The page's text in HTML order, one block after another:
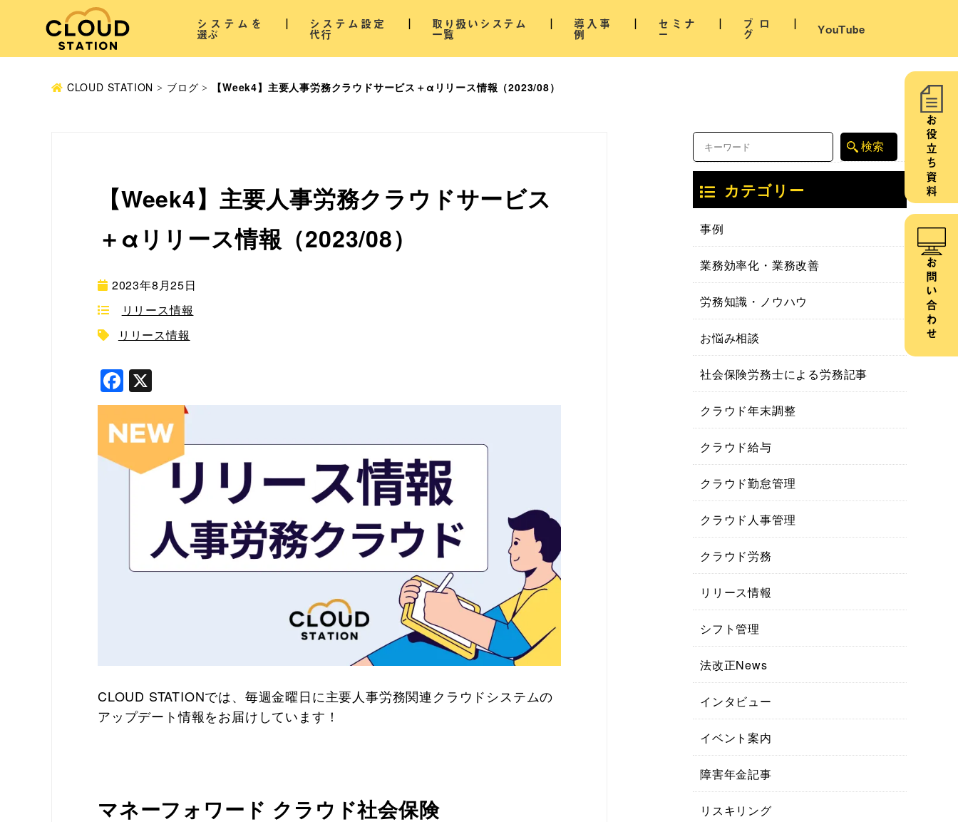
システムを
選ぶ
システム設定
代行
取り扱いシステム
一覧
導入事
例
セミナ
ー
ブロ
グ YouTube
お役立ち資料
お問い合わせ
CLOUD STATION ブログ 【Week4】主要人事労務クラウドサービス＋αリリース情報（2023/08）
【Week4】主要人事労務クラウドサービス
＋αリリース情報（2023/08）
2023年8月25日
リリース情報
リリース情報
F
a
c
e
b
CLOUD STATIONでは、毎週金曜日に主要人事労務関連クラウドシステムの
アップデート情報をお届けしています！
マネーフォワード クラウド社会保険
カテゴリー
事例
業務効率化・業務改善
労務知識・ノウハウ
お悩み相談
社会保険労務士による労務記事
クラウド年末調整
クラウド給与
クラウド勤怠管理
クラウド人事管理
クラウド労務
リリース情報
シフト管理
法改正News
インタビュー
イベント案内
障害年金記事
リスキリング